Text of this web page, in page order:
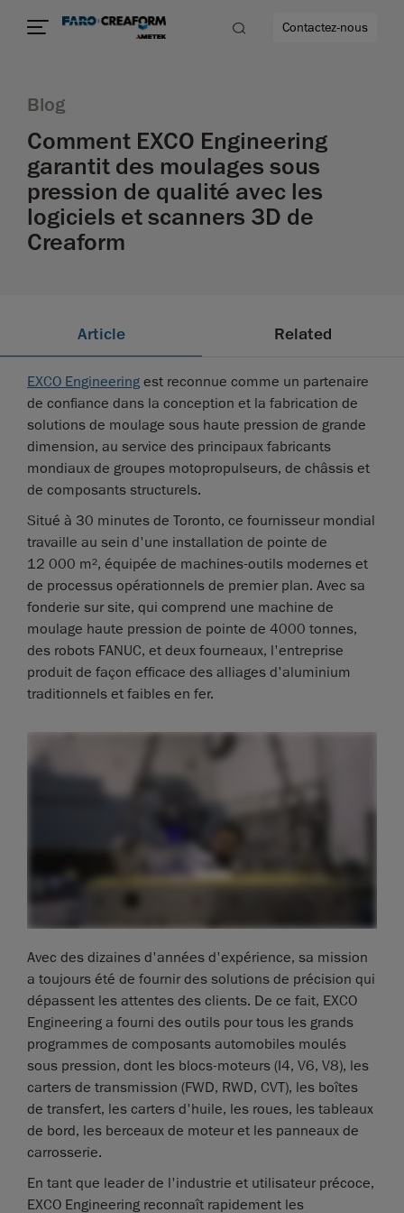
encore
Contactez-nous
Blog
Comment EXCO Engineering
garantit des moulages sous
pression de qualité avec les
logiciels et scanners 3D de
Creaform
Article Related
EXCO Engineering est reconnue comme un partenaire
de confiance dans la conception et la fabrication de
solutions de moulage sous haute pression de grande
dimension, au service des principaux fabricants
mondiaux de groupes motopropulseurs, de châssis et
de composants structurels.
Situé à 30 minutes de Toronto, ce fournisseur mondial
travaille au sein d'une installation de pointe de
12 000 m², équipée de machines-outils modernes et
de processus opérationnels de premier plan. Avec sa
fonderie sur site, qui comprend une machine de
moulage haute pression de pointe de 4000 tonnes,
des robots FANUC, et deux fourneaux, l'entreprise
produit de façon efficace des alliages d'aluminium
traditionnels et faibles en fer.
Avec des dizaines d'années d'expérience, sa mission
a toujours été de fournir des solutions de précision qui
dépassent les attentes des clients. De ce fait, EXCO
Engineering a fourni des outils pour tous les grands
programmes de composants automobiles moulés
sous pression, dont les blocs-moteurs (I4, V6, V8), les
carters de transmission (FWD, RWD, CVT), les boîtes
de transfert, les carters d'huile, les roues, les tableaux
de bord, les berceaux de moteur et les panneaux de
carrosserie.
En tant que leader de l'industrie et utilisateur précoce,
EXCO Engineering reconnaît rapidement les